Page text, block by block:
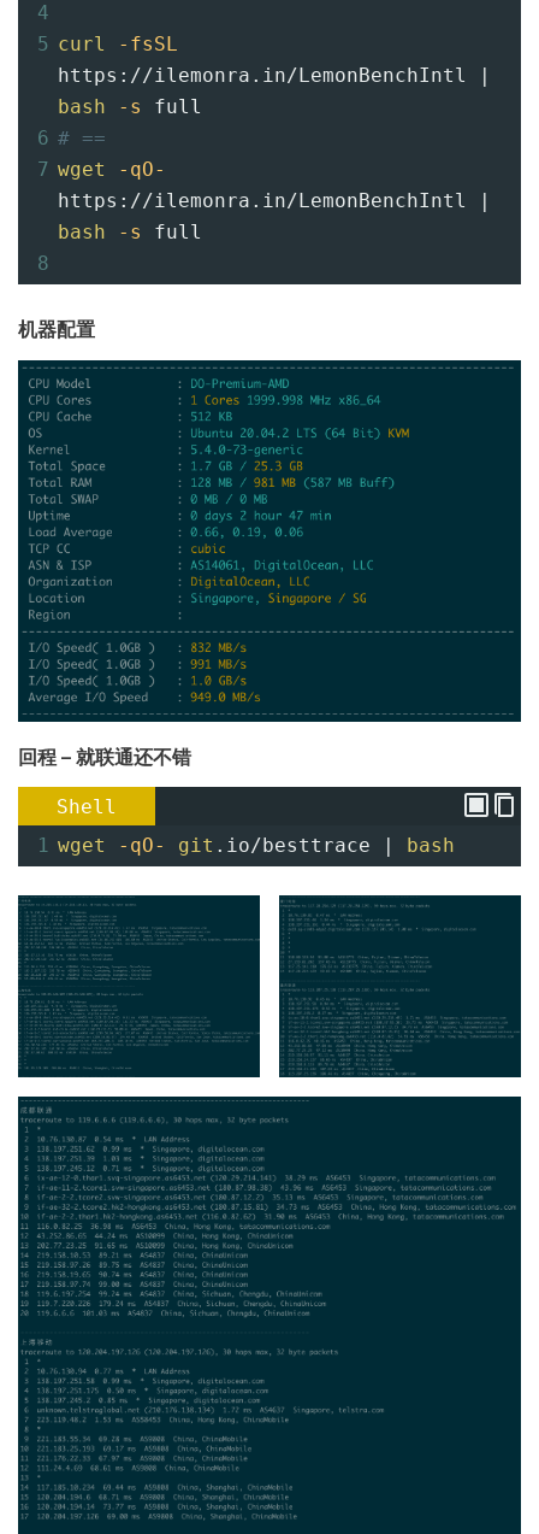
4
5 curl
-fsSL
bash
-s
full
6 # ==
7 wget
-qO-
bash
-s
full
8
机器配置
回程 – 就联通还不错
Shell
1 wget -qO- git .io/besttrace | bash